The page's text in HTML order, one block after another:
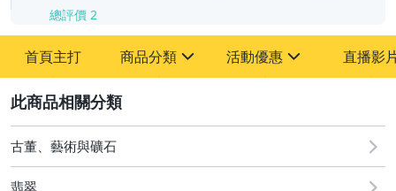
總評價 2
首頁主打 商品分類
其它
活動優惠
[全店] 周年慶
[全店] 粉絲專享
直播影
古董、藝術與礦石
翡翠